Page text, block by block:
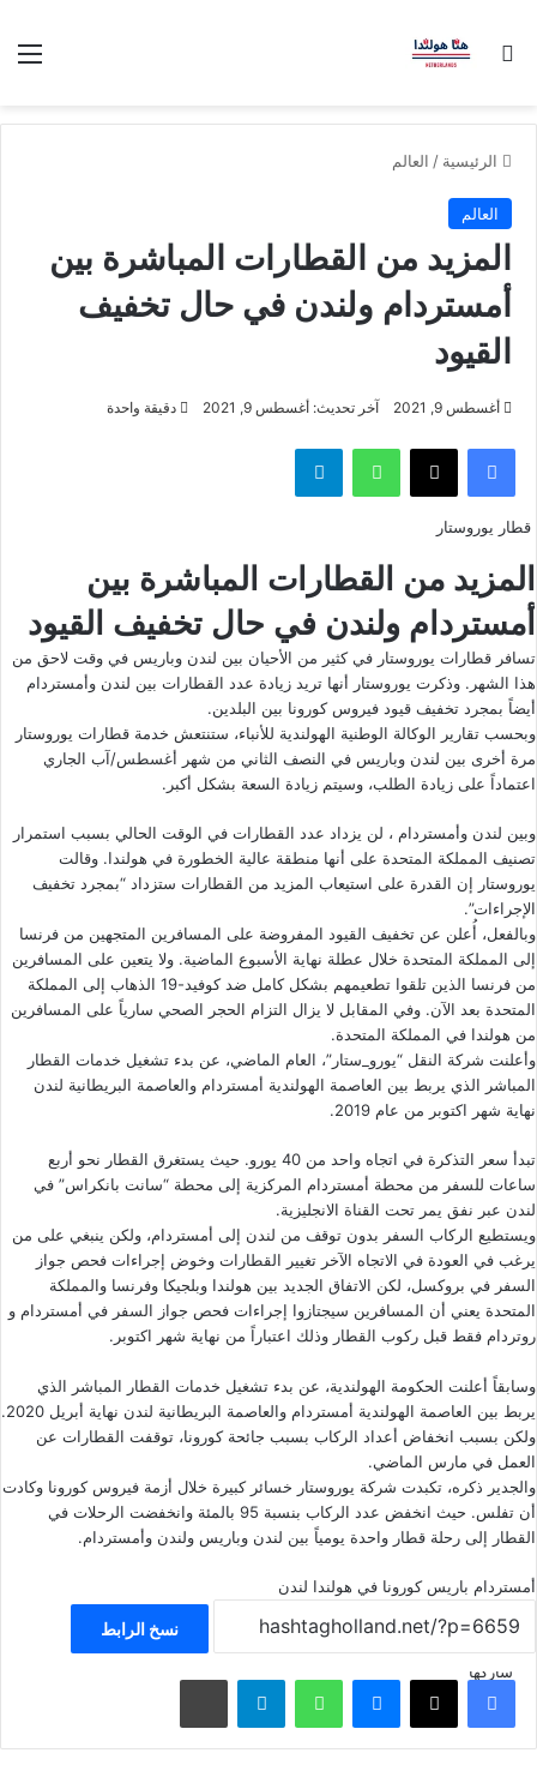
بحث عن
الرئيسية / العالم
العالم
المزيد من القطارات المباشرة بين
أمستردام ولندن في حال تخفيف
القيود
أغسطس 9, 2021 آخر تحديث: أغسطس 9, 2021 دقيقة واحدة
فيسبوك ‫X واتساب تيلقرام
قطار يوروستار
المزيد من القطارات المباشرة بين
أمستردام ولندن في حال تخفيف القيود
تسافر قطارات يوروستار في كثير من الأحيان بين لندن وباريس في وقت لاحق من
هذا الشهر. وذكرت يوروستار أنها تريد زيادة عدد القطارات بين لندن وأمستردام
أيضاً بمجرد تخفيف قيود فيروس كورونا بين البلدين.
وبحسب تقارير الوكالة الوطنية الهولندية للأنباء، ستنتعش خدمة قطارات يوروستار
مرة أخرى بين لندن وباريس في النصف الثاني من شهر أغسطس/آب الجاري
اعتماداً على زيادة الطلب، وسيتم زيادة السعة بشكل أكبر.
وبين لندن وأمستردام ، لن يزداد عدد القطارات في الوقت الحالي بسبب استمرار
تصنيف المملكة المتحدة على أنها منطقة عالية الخطورة في هولندا. وقالت
يوروستار إن القدرة على استيعاب المزيد من القطارات ستزداد “بمجرد تخفيف
الإجراءات”.
وبالفعل، أُعلن عن تخفيف القيود المفروضة على المسافرين المتجهين من فرنسا
إلى المملكة المتحدة خلال عطلة نهاية الأسبوع الماضية. ولا يتعين على المسافرين
من فرنسا الذين تلقوا تطعيمهم بشكل كامل ضد كوفيد-19 الذهاب إلى المملكة
المتحدة بعد الآن. وفي المقابل لا يزال التزام الحجر الصحي سارياً على المسافرين
من هولندا في المملكة المتحدة.
وأعلنت شركة النقل “يورو_ستار”، العام الماضي، عن بدء تشغيل خدمات القطار
المباشر الذي يربط بين العاصمة الهولندية أمستردام والعاصمة البريطانية لندن
نهاية شهر اكتوبر من عام 2019.
تبدأ سعر التذكرة في اتجاه واحد من 40 يورو. حيث يستغرق القطار نحو أربع
ساعات للسفر من محطة أمستردام المركزية إلى محطة “سانت بانكراس” في
لندن عبر نفق يمر تحت القناة الانجليزية.
ويستطيع الركاب السفر بدون توقف من لندن إلى أمستردام، ولكن ينبغي على من
يرغب في العودة في الاتجاه الآخر تغيير القطارات وخوض إجراءات فحص جواز
السفر في بروكسل، لكن الاتفاق الجديد بين هولندا وبلجيكا وفرنسا والمملكة
المتحدة يعني أن المسافرين سيجتازوا إجراءات فحص جواز السفر في أمستردام و
روتردام فقط قبل ركوب القطار وذلك اعتباراً من نهاية شهر اكتوبر.
وسابقاً أعلنت الحكومة الهولندية، عن بدء تشغيل خدمات القطار المباشر الذي
يربط بين العاصمة الهولندية أمستردام والعاصمة البريطانية لندن نهاية أبريل 2020.
ولكن بسبب انخفاض أعداد الركاب بسبب جائحة كورونا، توقفت القطارات عن
العمل في مارس الماضي.
والجدير ذكره، تكبدت شركة يوروستار خسائر كبيرة خلال أزمة فيروس كورونا وكادت
أن تفلس. حيث انخفض عدد الركاب بنسبة 95 بالمئة وانخفضت الرحلات في
القطار إلى رحلة قطار واحدة يومياً بين لندن وباريس ولندن وأمستردام.
أمستردام باريس كورونا في هولندا لندن
نسخ الرابط
شاركهافيسبوك ‫X ماسنجر واتساب تيلقرام مشاركة عبر البريد